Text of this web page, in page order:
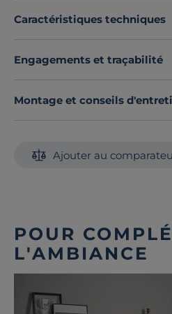
Caractéristiques techniques
Engagements et traçabilité
Montage et conseils
Ajouter au
POUR
L'AMBIANCE